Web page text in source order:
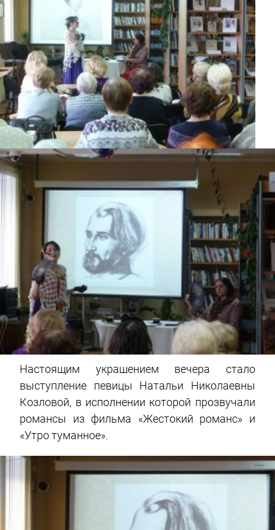
Настоящим украшением вечера стало
выступление певицы Натальи Николаевны
Козловой, в исполнении которой прозвучали
романсы из фильма «Жестокий романс» и
«Утро туманное».